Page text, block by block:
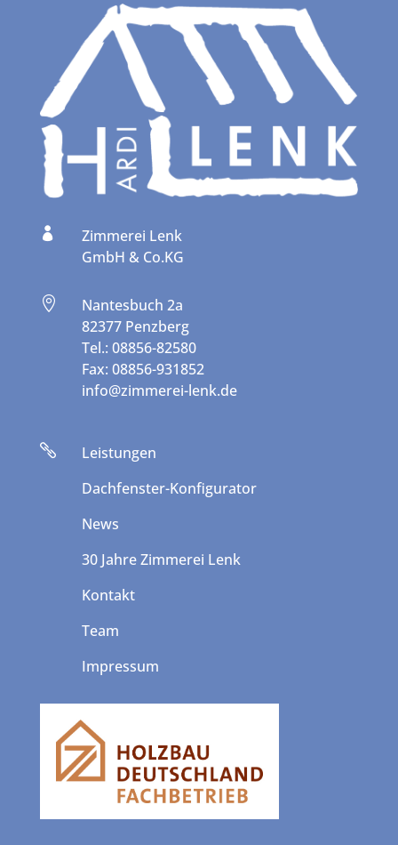

Zimmerei Lenk
GmbH & Co.KG

Nantesbuch 2a
82377 Penzberg
Tel.: 08856-82580
Fax: 08856-931852
info@zimmerei-lenk.de

Leistungen
Dachfenster-Konfigurator
News
30 Jahre Zimmerei Lenk
Kontakt
Team
Impressum